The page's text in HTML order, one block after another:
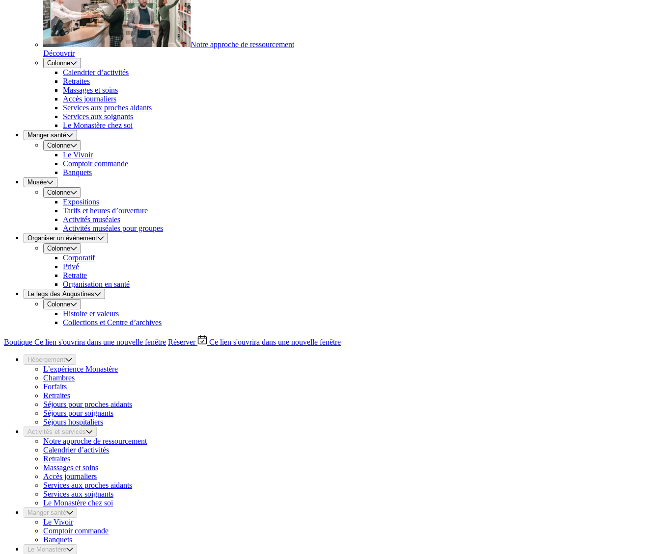
Notre approche de ressourcement
Découvrir
Colonne
Calendrier d’activités
Retraites
Massages et soins
Accès journaliers
Services aux proches aidants
Services aux soignants
Le Monastère chez soi
Manger santé
Colonne
Le Vivoir
Comptoir commande
Banquets
Musée
Colonne
Expositions
Tarifs et heures d’ouverture
Activités muséales
Activités muséales pour groupes
Organiser un événement
Colonne
Corporatif
Privé
Retraite
Organisation en santé
Le legs des Augustines
Colonne
Histoire et valeurs
Collections et Centre d’archives
Boutique Ce lien s'ouvrira dans une nouvelle fenêtre Réserver Ce lien s'ouvrira dans une nouvelle fenêtre
Hébergement
L’expérience Monastère
Chambres
Forfaits
Retraites
Séjours pour proches aidants
Séjours pour soignants
Séjours hospitaliers
Activités et services
Notre approche de ressourcement
Calendrier d’activités
Retraites
Massages et soins
Accès journaliers
Services aux proches aidants
Services aux soignants
Le Monastère chez soi
Manger santé
Le Vivoir
Comptoir commande
Banquets
Le Monastère